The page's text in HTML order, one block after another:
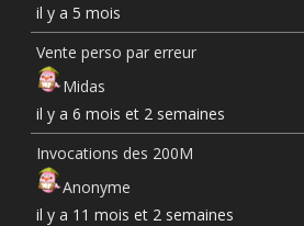
il y a 5 mois
Vente perso par erreur
Midas
il y a 6 mois et 2 semaines
Invocations des 200M
Anonyme
il y a 11 mois et 2 semaines